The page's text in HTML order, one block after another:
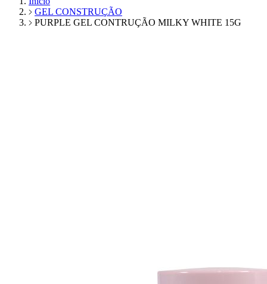
GEL CONSTRUÇÃO
PURPLE GEL CONTRUÇÃO MILKY WHITE 15G